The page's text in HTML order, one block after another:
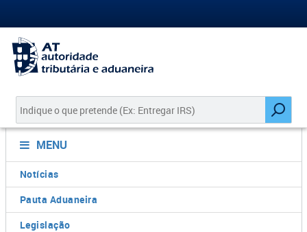
MENU
Notícias
Pauta Aduaneira
Legislação